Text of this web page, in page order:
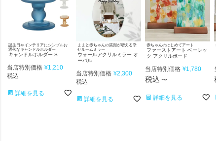
誕生日やインテリアにシンプルお
洒落なキャンドルホルダー
キャンドルホルダー S
当店特別価格 ¥1,210
税込
詳細を見る
ままと赤ちゃんの笑顔が増える幸
せルームミラー
ウォールアクリルミラー オ
ーバル
当店特別価格 ¥2,300
税込
詳細を見る
赤ちゃんのはじめてアート
ファーストアート ベーシッ
ク アクリルボード
当店特別価格 ¥1,780
税込 〜
詳細を見る
赤